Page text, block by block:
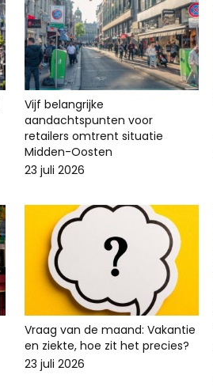
Vijf belangrijke
aandachtspunten voor
retailers omtrent situatie
Midden-Oosten
23 juli 2026
Vraag van de maand: Vakantie
en ziekte, hoe zit het precies?
23 juli 2026